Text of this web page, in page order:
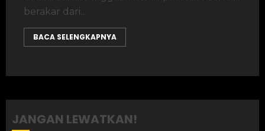
berakar dari...
BACA SELENGKAPNYA
JANGAN LEWATKAN!